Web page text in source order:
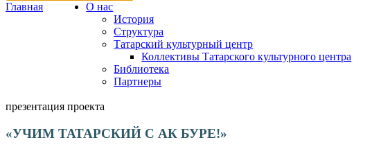
Главная
О нас
История
Структура
Татарский культурный центр
Коллективы Татарского культурного центра
Библиотека
Партнеры
презентация проекта
«УЧИМ ТАТАРСКИЙ С АК БУРЕ!»